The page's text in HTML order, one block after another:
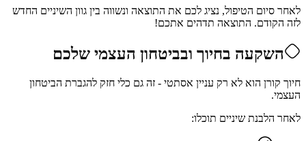
לאחר סיום הטיפול, נציג לכם את התוצאה ונשווה בין גוון השיניים החדש
לזה הקודם. התוצאה תדהים אתכם!
השקעה בחיוך ובביטחון העצמי שלכם
חיוך קורן הוא לא רק עניין אסתטי - זה גם כלי חזק להגברת הביטחון
העצמי.
לאחר הלבנת שיניים תוכלו: